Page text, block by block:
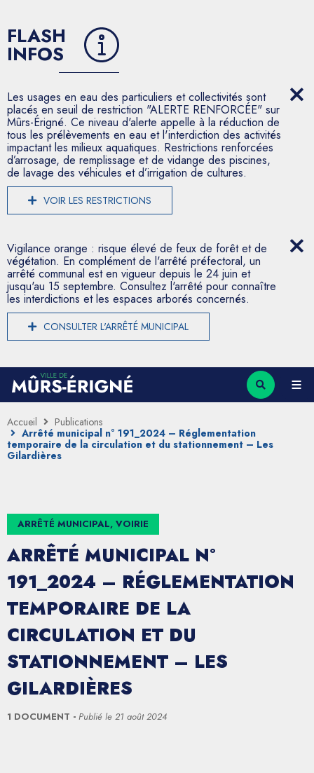
FLASH
INFOS
Les usages en eau des particuliers et collectivités sont
placés en seuil de restriction "ALERTE RENFORCÉE" sur
Mûrs-Érigné. Ce niveau d'alerte appelle à la réduction de
tous les prélèvements en eau et l'interdiction des activités
impactant les milieux aquatiques. Restrictions renforcées
d’arrosage, de remplissage et de vidange des piscines,
de lavage des véhicules et d’irrigation de cultures.
VOIR LES RESTRICTIONS
Vigilance orange : risque élevé de feux de forêt et de
végétation. En complément de l'arrêté préfectoral, un
arrêté communal est en vigueur depuis le 24 juin et
jusqu'au 15 septembre. Consultez l'arrêté pour connaître
les interdictions et les espaces arborés concernés.
CONSULTER L'ARRÊTÉ MUNICIPAL
Accueil
Publications
Arrêté municipal n° 191_2024 – Réglementation
temporaire de la circulation et du stationnement – Les
Gilardières
ARRÊTÉ MUNICIPAL, VOIRIE
ARRÊTÉ MUNICIPAL N°
191_2024 – RÉGLEMENTATION
TEMPORAIRE DE LA
CIRCULATION ET DU
STATIONNEMENT – LES
GILARDIÈRES
1 DOCUMENT Publié le 21 août 2024